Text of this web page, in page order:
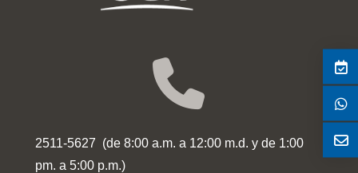
2511-5627 (de 8:00 a.m. a 12:00 m.d. y de 1:00
pm. a 5:00 p.m.)